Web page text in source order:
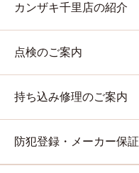
カンザキ千里店の紹介
点検のご案内
持ち込み修理のご案内
防犯登録・メーカー保証